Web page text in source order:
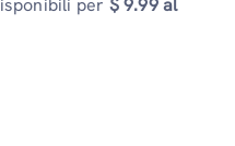
per $ 9.99 al